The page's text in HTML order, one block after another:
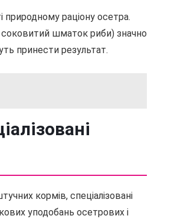
раціону осетра.
соковитий шматок риби) значно
принести результат.
кормів, спеціалізовані
уподобань осетрових і